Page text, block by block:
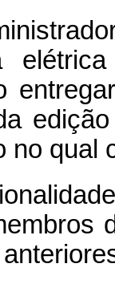
no qual